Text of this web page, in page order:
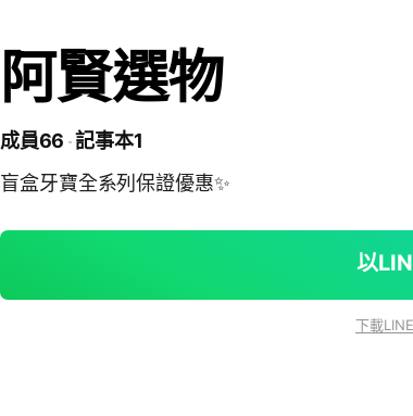
阿賢選物
成員66 記事本1
盲盒牙寶全系列保證優惠✨
以
下載